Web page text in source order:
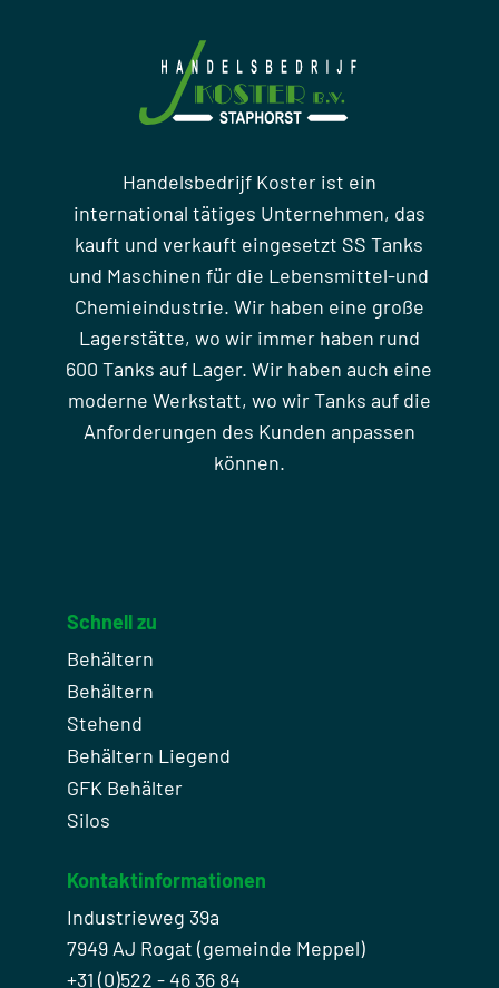
Handelsbedrijf Koster ist ein
international tätiges Unternehmen, das
kauft und verkauft eingesetzt SS Tanks
und Maschinen für die Lebensmittel-und
Chemieindustrie. Wir haben eine große
Lagerstätte, wo wir immer haben rund
600 Tanks auf Lager. Wir haben auch eine
moderne Werkstatt, wo wir Tanks auf die
Anforderungen des Kunden anpassen
können.
Schnell zu
Behältern
Behältern
Stehend
Behältern Liegend
GFK Behälter
Silos
Kontaktinformationen
Industrieweg 39a
7949 AJ Rogat (gemeinde Meppel)
+31 (0)522 - 46 36 84